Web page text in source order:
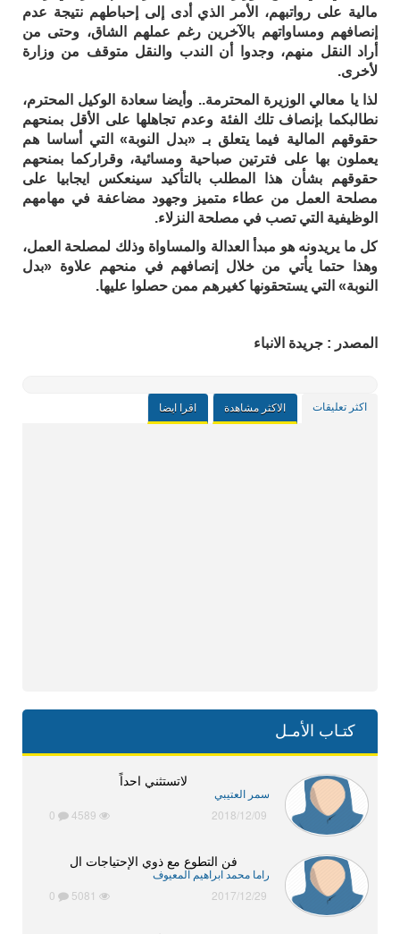
مالية على رواتبهم، الأمر الذي أدى إلى إحباطهم نتيجة عدم
إنصافهم ومساواتهم بالآخرين رغم عملهم الشاق، وحتى من
أراد النقل منهم، وجدوا أن الندب والنقل متوقف من وزارة
لأخرى.
لذا يا معالي الوزيرة المحترمة.. وأيضا سعادة الوكيل المحترم،
نطالبكما بإنصاف تلك الفئة وعدم تجاهلها على الأقل بمنحهم
حقوقهم المالية فيما يتعلق بـ «بدل النوبة» التي أساسا هم
يعملون بها على فترتين صباحية ومسائية، وقراركما بمنحهم
حقوقهم بشأن هذا المطلب بالتأكيد سينعكس ايجابيا على
مصلحة العمل من عطاء متميز وجهود مضاعفة في مهامهم
الوظيفية التي تصب في مصلحة النزلاء.
كل ما يريدونه هو مبدأ العدالة والمساواة وذلك لمصلحة العمل،
وهذا حتما يأتي من خلال إنصافهم في منحهم علاوة «بدل
النوبة» التي يستحقونها كغيرهم ممن حصلوا عليها.
المصدر : جريدة الانباء
اكثر تعليقات الاكثر مشاهدة اقرا ايضا
كتـاب الأمـل
لاتستثني احداً
سمر العتيبي
2018/12/09
فن التطوع مع ذوي الإحتياجات ال
راما محمد ابراهيم المعيوف
2017/12/29